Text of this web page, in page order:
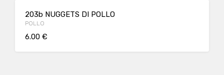
203b NUGGETS DI POLLO
POLLO
6.00 €